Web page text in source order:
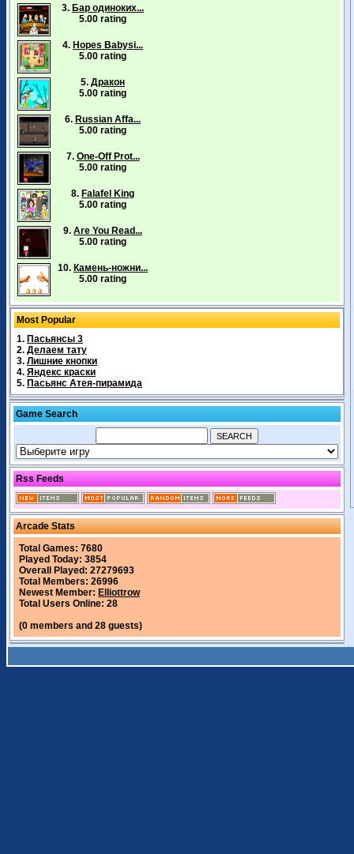
3. Бар одиноких...
5.00 rating
4. Hopes Babysi...
5.00 rating
5. Дракон
5.00 rating
6. Russian Affa...
5.00 rating
7. One-Off Prot...
5.00 rating
8. Falafel King
5.00 rating
9. Are You Read...
5.00 rating
10. Камень-ножни...
5.00 rating
Most Popular
1. Пасьянсы 3
2. Делаем тату
3. Лишние кнопки
4. Яндекс краски
5. Пасьянс Атея-пирамида
Game Search
Rss Feeds
Arcade Stats
Total Games: 7680
Played Today: 3854
Overall Played: 27279693
Total Members: 26996
Newest Member: Elliottrow
Total Users Online: 28
(0 members and 28 guests)